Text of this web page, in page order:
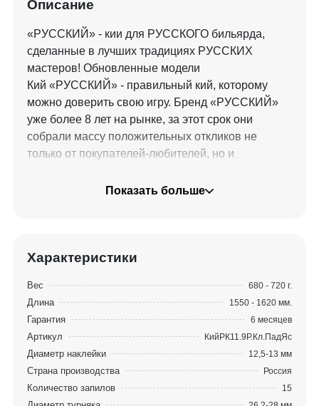
Описание
«РУССКИЙ» - кии для РУССКОГО бильярда,
сделанные в лучших традициях РУССКИХ
мастеров! Обновленные модели
Кий «РУССКИЙ» - правильный кий, которому
можно доверить свою игру. Бренд «РУССКИЙ»
уже более 8 лет на рынке, за этот срок они
собрали массу положительных откликов не
только от покупателей-любителей, но и
Постоянно расширяя линейку и улучшая
киестроения!
обладают высокими пружинящими свойствами,
одновременно плотные и стабильные, они имеют
идеальную геометрию. В киях «РУССКИЙ» запил
стал тоньше и длиннее, увеличенные лепестки
придают большую жесткость кию и уменьшают
вибрацию при ударе. Такой длинный запил
сложен в реализации, зато обеспечивает
Показать больше
Характеристики
Вес 680 - 720 г.
Длина 1550 - 1620 мм.
Гарантия 6 месяцев
Артикул КийРК11.9Р.Кл.ПадЯс
Диаметр наклейки 12,5-13 мм
Страна производства Россия
Количество запилов 15